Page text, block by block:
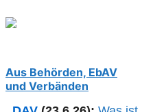
Aus Behörden, EbAV
und Verbänden